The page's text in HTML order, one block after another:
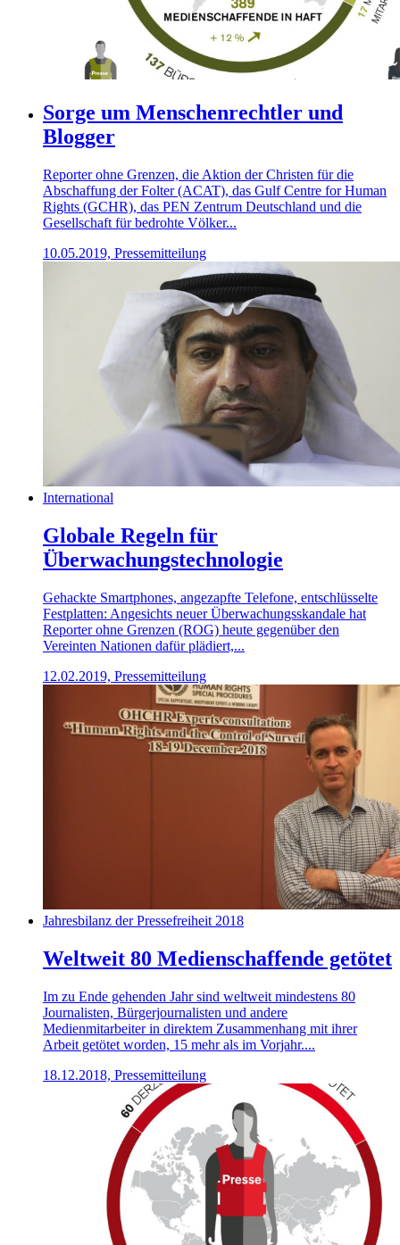
Sorge um Menschenrechtler und
Blogger
Reporter ohne Grenzen, die Aktion der Christen für die
Abschaffung der Folter (ACAT), das Gulf Centre for Human
Rights (GCHR), das PEN Zentrum Deutschland und die
Gesellschaft für bedrohte Völker...
10.05.2019, Pressemitteilung
International
Globale Regeln für
Überwachungstechnologie
Gehackte Smartphones, angezapfte Telefone, entschlüsselte
Festplatten: Angesichts neuer Überwachungsskandale hat
Reporter ohne Grenzen (ROG) heute gegenüber den
Vereinten Nationen dafür plädiert,...
12.02.2019, Pressemitteilung
Jahresbilanz der Pressefreiheit 2018
Weltweit 80 Medienschaffende getötet
Im zu Ende gehenden Jahr sind weltweit mindestens 80
Journalisten, Bürgerjournalisten und andere
Medienmitarbeiter in direktem Zusammenhang mit ihrer
Arbeit getötet worden, 15 mehr als im Vorjahr....
18.12.2018, Pressemitteilung